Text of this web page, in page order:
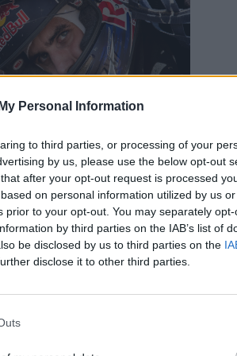
Personal Information
to third parties, or processing of your
by us, please use the below opt-out
after your opt-out request is processed
on personal information utilized by us
prior to your opt-out. You may separately
by third parties on the IAB’s list of
be disclosed by us to third parties on the
disclose it to other third parties.
01/2024 15:30
Ντε